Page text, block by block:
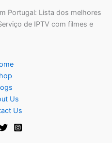
Portugal: Lista dos melhores
de IPTV com filmes e
Us
Us